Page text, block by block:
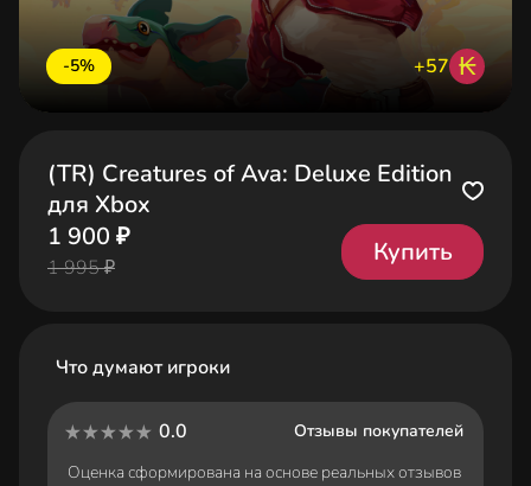
-5% +57 ₭
(TR) Creatures of Ava: Deluxe Edition
для Xbox
1 900 ₽
1 995 ₽
Купить
Что думают игроки
0.0
Отзывы покупателей
Оценка сформирована на основе реальных отзывов